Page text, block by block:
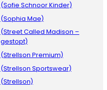
(Sofie Schnoor Kinder)
(Sophia Mae)
(Street Called Madison –
gestopt)
(Strellson Premium)
(Strellson Sportswear)
(Strellson)